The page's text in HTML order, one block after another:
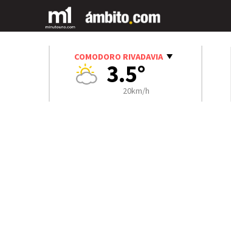
COMODORO RIVADAVIA
3.5°
20km/h